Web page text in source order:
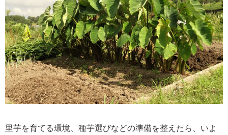
里芋を育てる環境、種芋選びなどの準備を整えたら、いよ